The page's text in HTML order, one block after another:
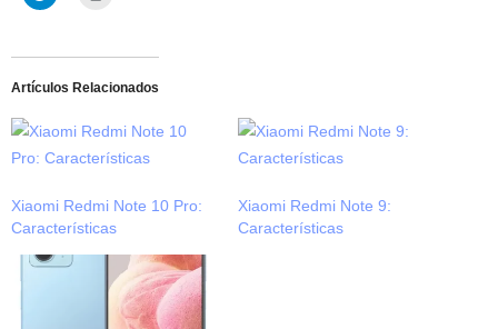
Artículos Relacionados
Xiaomi Redmi Note 10 Pro:
Características
Xiaomi Redmi Note 9:
Características